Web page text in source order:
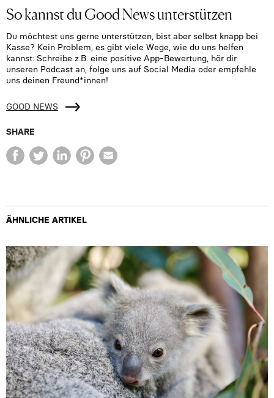
So kannst du Good News unterstützen
Du möchtest uns gerne unterstützen, bist aber selbst knapp bei
Kasse? Kein Problem, es gibt viele Wege, wie du uns helfen
kannst: Schreibe z.B. eine positive App-Bewertung, hör dir
unseren Podcast an, folge uns auf Social Media oder empfehle
uns deinen Freund*innen!
GOOD NEWS
SHARE
ÄHNLICHE ARTIKEL